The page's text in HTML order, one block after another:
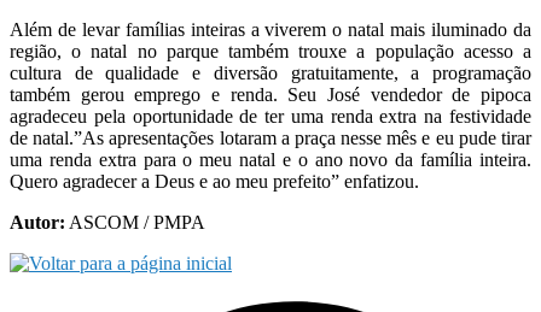
Além de levar famílias inteiras a viverem o natal mais iluminado da
região, o natal no parque também trouxe a população acesso a
cultura de qualidade e diversão gratuitamente, a programação
também gerou emprego e renda. Seu José vendedor de pipoca
agradeceu pela oportunidade de ter uma renda extra na festividade
de natal.”As apresentações lotaram a praça nesse mês e eu pude tirar
uma renda extra para o meu natal e o ano novo da família inteira.
Quero agradecer a Deus e ao meu prefeito” enfatizou.
Autor: ASCOM / PMPA